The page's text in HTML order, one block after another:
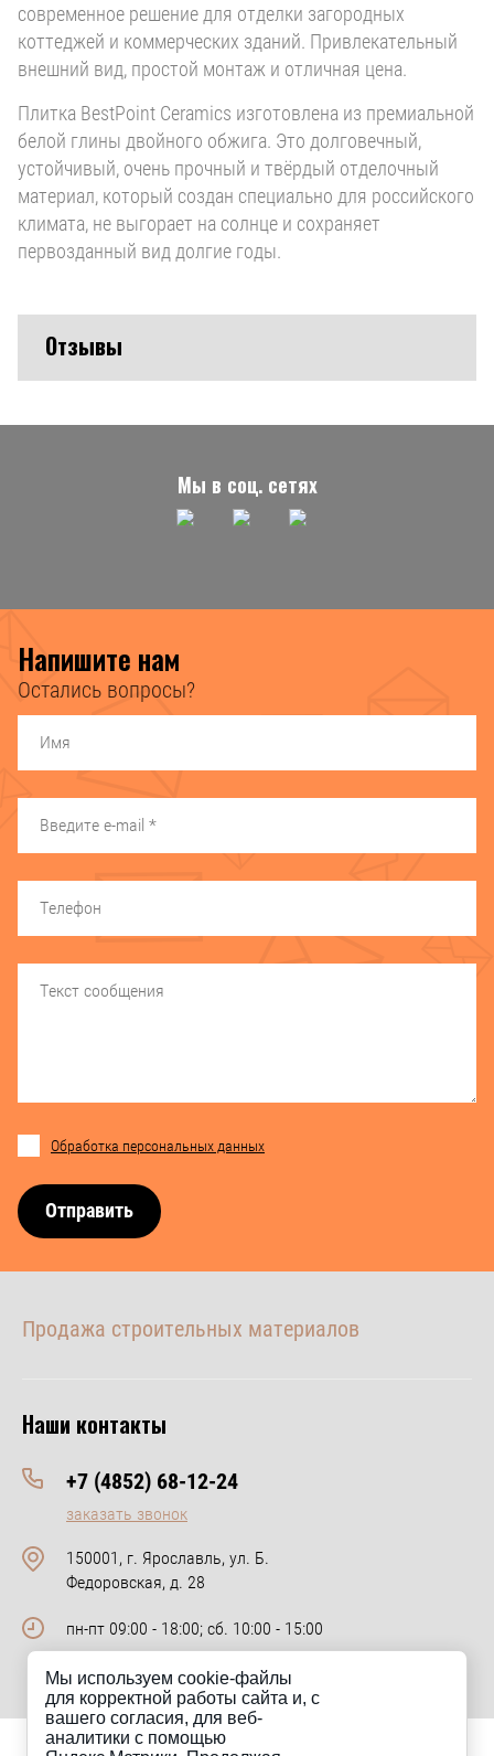
современное решение для отделки загородных
коттеджей и коммерческих зданий. Привлекательный
внешний вид, простой монтаж и отличная цена.
Плитка BestPoint Ceramics изготовлена из премиальной
белой глины двойного обжига. Это долговечный,
устойчивый, очень прочный и твёрдый отделочный
материал, который создан специально для российского
климата, не выгорает на солнце и сохраняет
первозданный вид долгие годы.
Отзывы
Мы в соц. сетях
Напишите нам
Остались вопросы?
Обработка персональных данных
Отправить
Продажа строительных материалов
Наши контакты
+7 (4852) 68-12-24
заказать звонок
150001, г. Ярославль, ул. Б.
Федоровская, д. 28
пн-пт 09:00 - 18:00; сб. 10:00 - 15:00
Мы используем cookie-файлы
для корректной работы сайта и, с
вашего согласия, для веб-
аналитики с помощью